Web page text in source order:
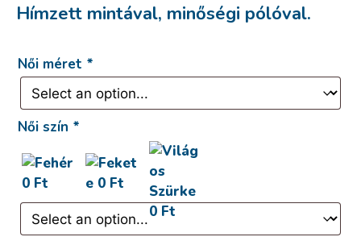
Hímzett mintával, minőségi pólóval.
Női méret *
Női szín *